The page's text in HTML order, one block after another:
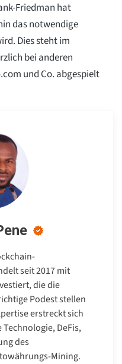
Friedman hat
das notwendige
Dies steht im
bei anderen
und Co. abgespielt
seit 2017 mit
die die
Podest stellen
erstreckt sich
DeFis,
des
Mining.